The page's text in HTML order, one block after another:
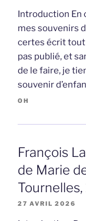
Introduction En
mes souvenirs
certes écrit tout
pas publié, et
de le faire, je
souvenir
OH
François
de Marie
27 AVRIL 2026